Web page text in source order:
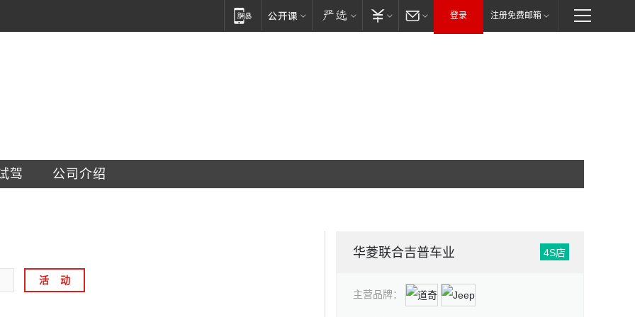
登录 注册免费邮箱
驾 公司介绍
活    动
华菱联合吉普车业 4S店
主营品牌：